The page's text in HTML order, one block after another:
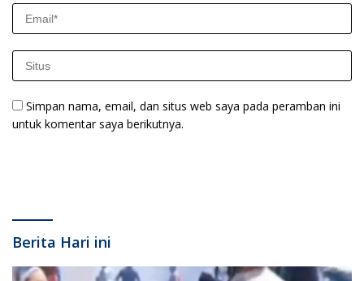
Simpan nama, email, dan situs web saya pada peramban ini
untuk komentar saya berikutnya.
Berita Hari ini